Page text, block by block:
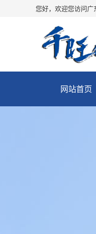
您好，欢迎您访问广
网站首页